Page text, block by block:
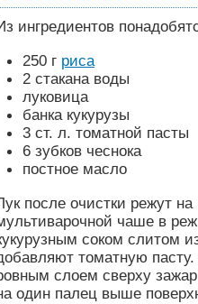
ингредиентов
250 г риса
2 стакана воды
луковица
банка кукурузы
3 ст. л. томатной пасты
6 зубков чеснока
постное масло
после очистки режут
чаше в
соком слитом
томатную
слоем сверху
один палец выше